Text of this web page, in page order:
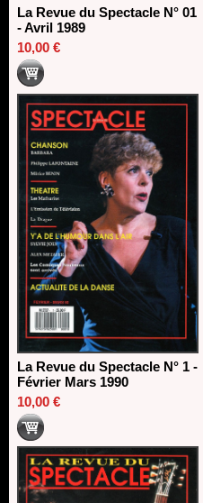
La Revue du Spectacle N° 01
- Avril 1989
10,00 €
La Revue du Spectacle N° 1 -
Février Mars 1990
10,00 €